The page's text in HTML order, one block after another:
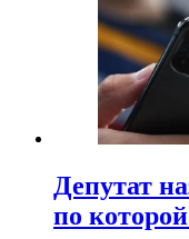
Депутат
по